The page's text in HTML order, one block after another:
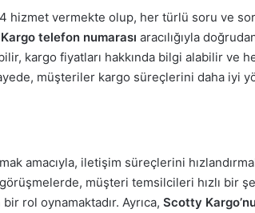
hizmet vermekte olup, her türlü soru ve
telefon numarası aracılığıyla
kargo fiyatları hakkında bilgi alabilir ve
müşteriler kargo süreçlerini daha iyi
amacıyla, iletişim süreçlerini
müşteri temsilcileri hızlı bir
rol oynamaktadır. Ayrıca, Scotty